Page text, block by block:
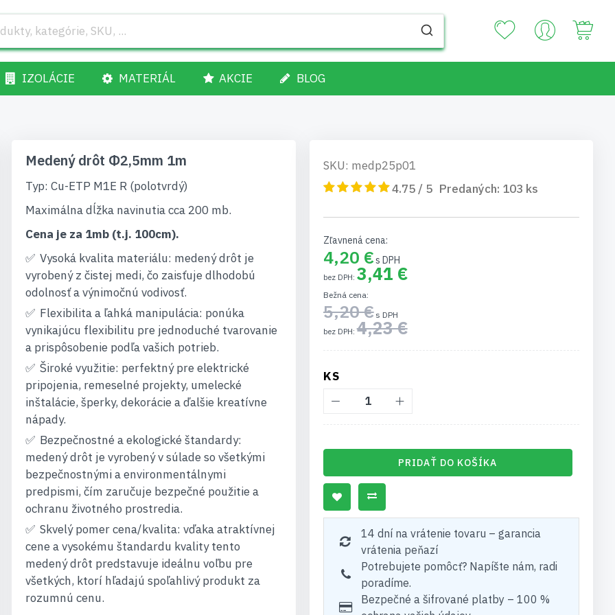
IZOLÁCIE MATERIÁL AKCIE BLOG
Medený drôt Φ2,5mm 1m
Typ: Cu-ETP M1E R (polotvrdý)
Maximálna dĺžka navinutia cca 200 mb.
Cena je za 1mb (t.j. 100cm).
Vysoká kvalita materiálu: medený drôt je
vyrobený z čistej medi, čo zaisťuje dlhodobú
odolnosť a výnimočnú vodivosť.
Flexibilita a ľahká manipulácia: ponúka
vynikajúcu flexibilitu pre jednoduché tvarovanie
a prispôsobenie podľa vašich potrieb.
Široké využitie: perfektný pre elektrické
pripojenia, remeselné projekty, umelecké
inštalácie, šperky, dekorácie a ďalšie kreatívne
nápady.
Bezpečnostné a ekologické štandardy:
medený drôt je vyrobený v súlade so všetkými
bezpečnostnými a environmentálnymi
predpismi, čím zaručuje bezpečné použitie a
ochranu životného prostredia.
Skvelý pomer cena/kvalita: vďaka atraktívnej
cene a vysokému štandardu kvality tento
medený drôt predstavuje ideálnu voľbu pre
všetkých, ktorí hľadajú spoľahlivý produkt za
rozumnú cenu.
SKU: medp25p01
4.75 / 5 Predaných: 103 ks
Zľavnená cena
4,20 €
3,41 €
Bežná cena
5,20 €
4,23 €
KS
PRIDAŤ DO KOŠÍKA
14 dní na vrátenie tovaru – garancia
vrátenia peňazí
Potrebujete pomôcť? Napíšte nám, radi
poradíme.
Bezpečné a šifrované platby – 100 %